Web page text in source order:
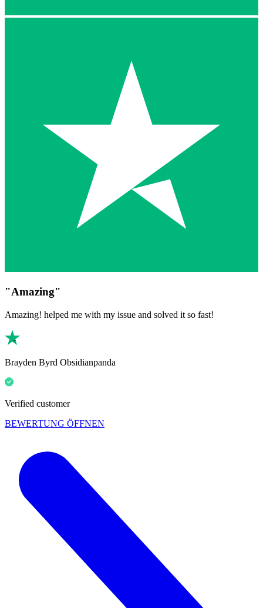
"Amazing"
Amazing! helped me with my issue and solved it so fast!
Brayden Byrd Obsidianpanda
Verified customer
BEWERTUNG ÖFFNEN